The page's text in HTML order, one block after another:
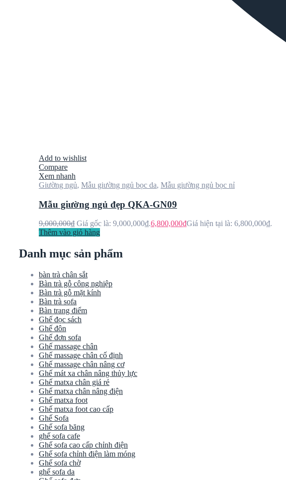
Add to wishlist
Compare
Xem nhanh
Giường ngủ, Mẫu giường ngủ bọc da, Mẫu giường ngủ bọc nỉ
Mẫu giường ngủ đẹp QKA-GN09
9,000,000₫ Giá gốc là: 9,000,000₫.6,800,000₫Giá hiện tại là: 6,800,000₫.
Thêm vào giỏ hàng
Danh mục sản phẩm
bàn trà chân sắt
Bàn trà gỗ công nghiệp
Bàn trà gỗ mặt kính
Bàn trà sofa
Bàn trang điểm
Ghế đọc sách
Ghế đôn
Ghế đơn sofa
Ghế massage chân
Ghế massage chân cố định
Ghế massage chân nâng cơ
Ghế mát xa chân nâng thủy lực
Ghế matxa chân giá rẻ
Ghế matxa chân nâng điện
Ghế matxa foot
Ghế matxa foot cao cấp
Ghế Sofa
Ghế sofa băng
ghế sofa cafe
Ghế sofa cao cấp chỉnh điện
Ghế sofa chỉnh điện làm móng
Ghế sofa chờ
ghế sofa da